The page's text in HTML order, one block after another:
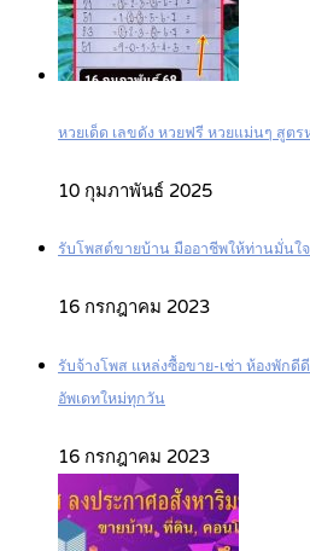
หวยเด็ด เลขดัง หวยฟรี หวยแม่นๆ สูต
10 กุมภาพันธ์ 2025
รับโพสต์ขายบ้าน มืออาชีพให้ท่านมั่นใ
16 กรกฎาคม 2023
รับจ้างโพส แหล่งซื้อขาย-เช่า ห้องพัก
อัพเดทใหม่ทุกวัน
16 กรกฎาคม 2023